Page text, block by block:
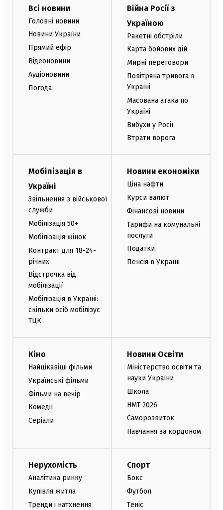
Всі новини
Головні новини
Новини України
Прямий ефір
Відеоновини
Аудіоновини
Погода
Війна Росії з
Україною
Ракетні обстріли
Карта бойових дій
Мирні переговори
Повітряна тривога в
Україні
Масована атака по
Україні
Вибухи у Росії
Втрати ворога
Мобілізація в
Україні
Звільнення з військової
служби
Мобілізація 50+
Мобілізація жінок
Контракт для 18-24-
річних
Відстрочка від
мобілізації
Мобілізація в Україні:
скільки осіб мобілізує
ТЦК
Новини економіки
Ціна нафти
Курси валют
Фінансові новини
Тарифи на комунальні
послуги
Податки
Пенсія в Україні
Кіно
Найцікавіші фільми
Українські фільми
Фільми на вечір
Комедії
Серіали
Новини Освіти
Міністерство освіти та
науки України
Школа
НМТ 2026
Саморозвиток
Навчання за кордоном
Нерухомість
Аналітика ринку
Купівля житла
Тренди і натхнення
Спорт
Бокс
Футбол
Теніс